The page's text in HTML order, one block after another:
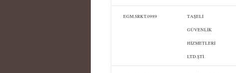
EGM.SRKT.0989 TAŞELİ
GÜVENLİK
HİZMETLERİ
LTD.ŞTİ.